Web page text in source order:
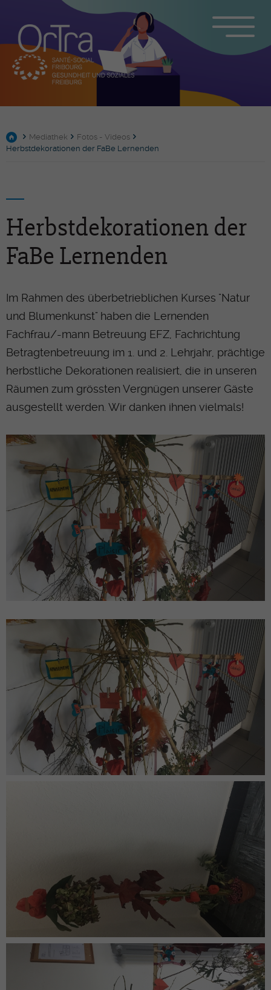
Mediathek
Fotos - Videos
Herbstdekorationen der FaBe Lernenden
Herbstdekorationen der
FaBe Lernenden
Im Rahmen des überbetrieblichen Kurses "Natur
und Blumenkunst" haben die Lernenden
Fachfrau/-mann Betreuung EFZ, Fachrichtung
Betragtenbetreuung im 1. und 2. Lehrjahr, prächtige
herbstliche Dekorationen realisiert, die in unseren
Räumen zum grössten Vergnügen unserer Gäste
ausgestellt werden. Wir danken ihnen vielmals!